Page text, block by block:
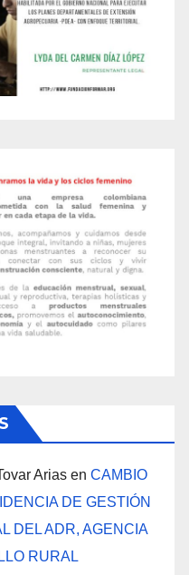
Arias en CAMBIO
DE GESTIÓN
DEL ADR, AGENCIA
RURAL